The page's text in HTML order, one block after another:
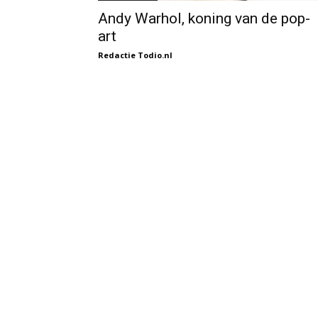
Andy Warhol, koning van de pop-
art
Redactie Todio.nl